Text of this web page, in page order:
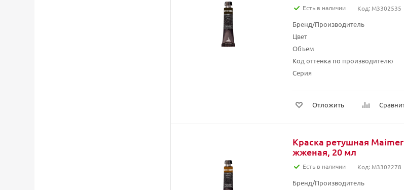
Есть в наличии Код: M3302535
Бренд/Производитель
Цвет
Объем
Код оттенка по производителю
Серия
Отложить
Краска ретушная
жженая, 20 мл
Есть в наличии Код: M3302278
Бренд/Производитель